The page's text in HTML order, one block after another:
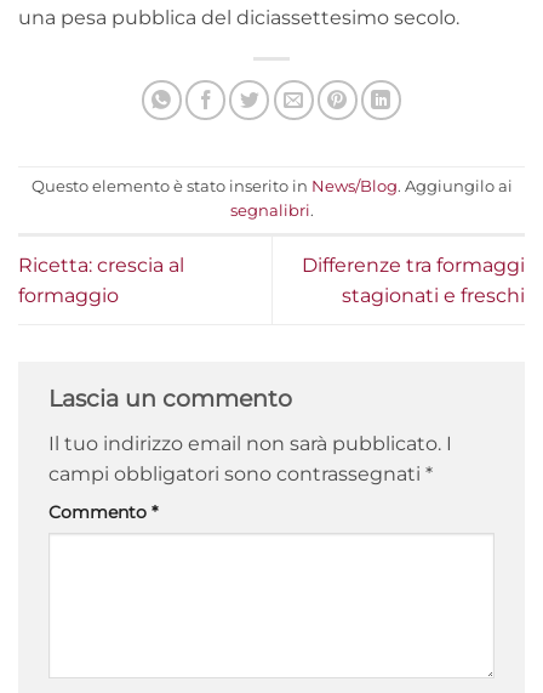
una pesa pubblica del diciassettesimo secolo.
Questo elemento è stato inserito in News/Blog. Aggiungilo ai
segnalibri.
Ricetta: crescia al
formaggio
Differenze tra formaggi
stagionati e freschi
Lascia un commento
Il tuo indirizzo email non sarà pubblicato. I
campi obbligatori sono contrassegnati *
Commento *